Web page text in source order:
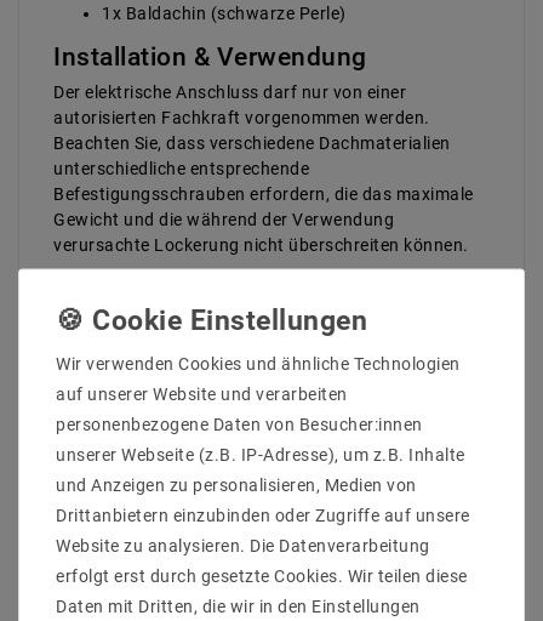
1x Baldachin (schwarze Perle)
Installation & Verwendung
Der elektrische Anschluss darf nur von einer
autorisierten Fachkraft vorgenommen werden.
Beachten Sie, dass verschiedene Dachmaterialien
unterschiedliche entsprechende
Befestigungsschrauben erfordern, die das maximale
Gewicht und die während der Verwendung
verursachte Lockerung nicht überschreiten können.
Schneller Versand
Sichere Verpackung
Jetzt bestellen!
Sichern Sie sich jetzt diese stilvolle E27
Lampenaufhängung und setzen Sie individuelle
Lichtakzente in Ihrem Zuhause!
Wir verwenden Cookies und ähnliche Technologien
auf unserer Website und verarbeiten
personenbezogene Daten von Besucher:innen
unserer Webseite (z.B. IP-Adresse), um z.B. Inhalte
und Anzeigen zu personalisieren, Medien von
Drittanbietern einzubinden oder Zugriffe auf unsere
Website zu analysieren. Die Datenverarbeitung
erfolgt erst durch gesetzte Cookies. Wir teilen diese
Daten mit Dritten, die wir in den Einstellungen